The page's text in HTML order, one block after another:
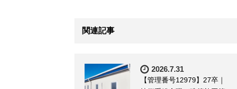
関連記事
2026.7.31
【管理番号12979】27卒｜